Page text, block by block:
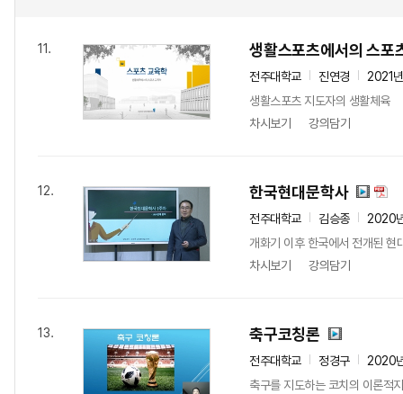
11. 생활스포츠에서의 스포
전주대학교 진연경
2021
생활스포츠 지도자의 생활체육
차시보기
강의담기
12. 한국현대문학사
전주대학교 김승종
2020
개화기 이후 한국에서 전개된 현
차시보기
강의담기
13. 축구코칭론
전주대학교 정경구
2020
축구를 지도하는 코치의 이론적